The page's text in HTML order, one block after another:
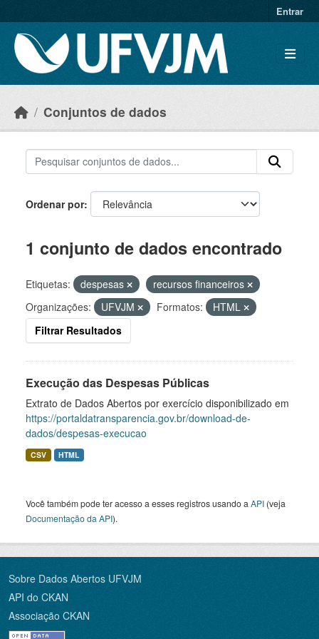
Entrar
Conjuntos de dados
Ordenar por
1 conjunto de dados encontrado
Etiquetas: despesas
recursos financeiros
Organizações:
UFVJM Formatos:
HTML
Filtrar Resultados
Execução das Despesas Públicas
Extrato de Dados Abertos por exercício disponibilizado em
https://portaldatransparencia.gov.br/download-de-
dados/despesas-execucao
CSV HTML
Você também pode ter acesso a esses registros usando a API (veja
Documentação da API).
Sobre Dados Abertos UFVJM
API do CKAN
Associação CKAN